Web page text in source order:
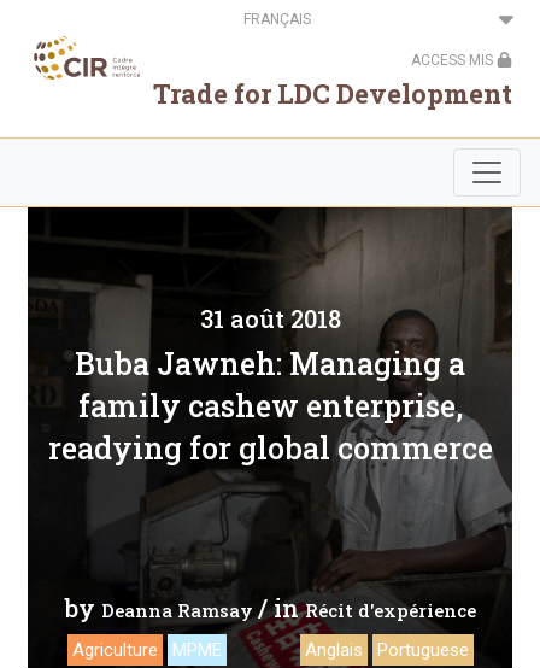
contenu
principal
Select
your
ACCESS MIS
Trade for LDC Development
31 août 2018
Buba Jawneh: Managing a
family cashew enterprise,
readying for global commerce
by Deanna Ramsay / inRécit d'expérience
Agriculture MPME Anglais Portuguese